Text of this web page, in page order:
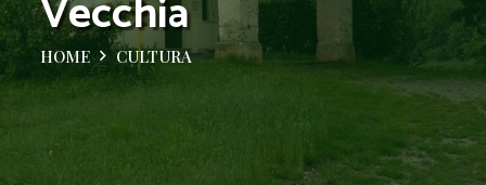
Vecchia
HOME CULTURA